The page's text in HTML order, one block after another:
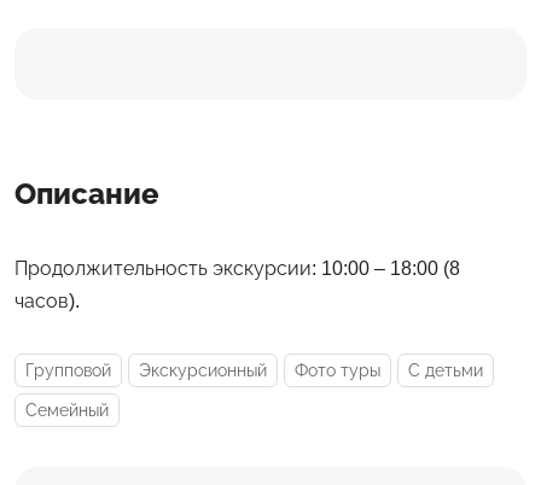
Описание
Продолжительность экскурсии: 10:00 – 18:00 (8
часов).
Групповой Экскурсионный Фото туры С детьми
Семейный